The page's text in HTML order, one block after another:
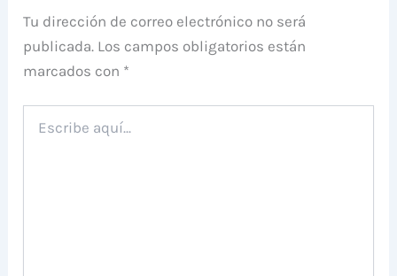
Tu dirección de correo electrónico no será
publicada. Los campos obligatorios están
marcados con *
aquí...